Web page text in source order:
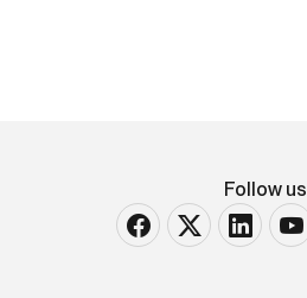
Follow us